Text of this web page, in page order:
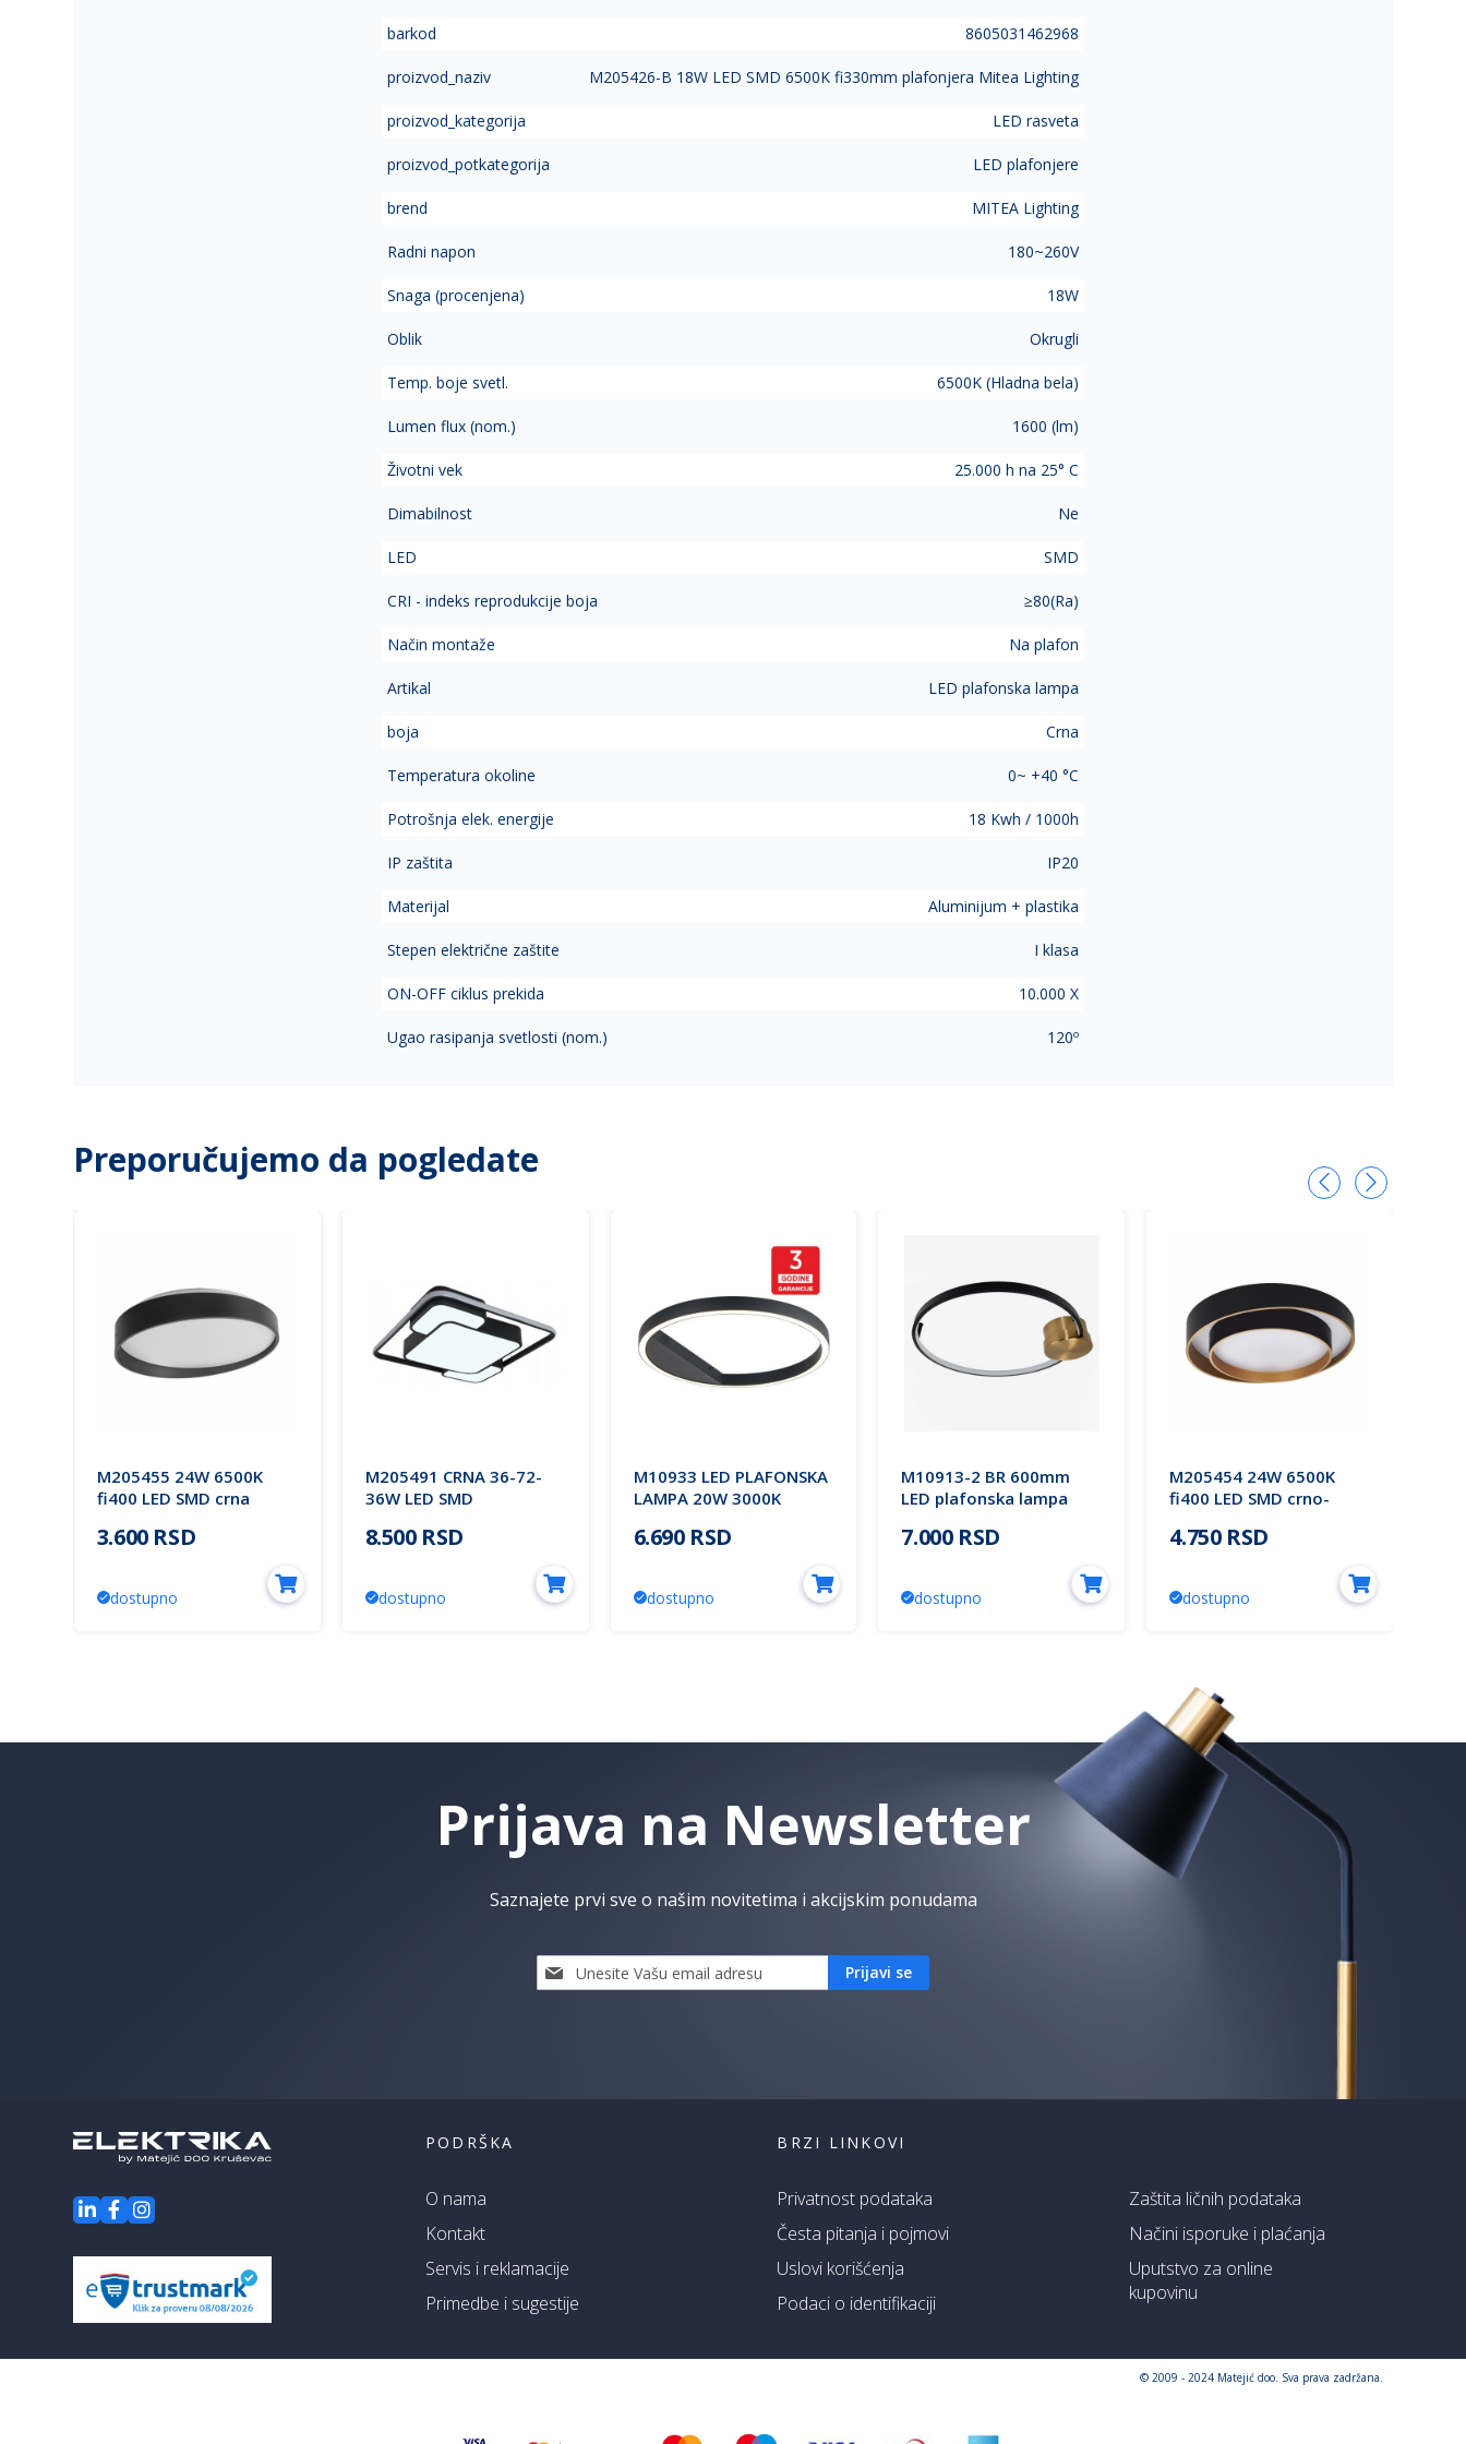
barkod 8605031462968
proizvod_naziv M205426-B 18W LED SMD 6500K fi330mm plafonjera Mitea Lighting
proizvod_kategorija LED rasveta
proizvod_potkategorija LED plafonjere
brend MITEA Lighting
Radni napon 180~260V
Snaga (procenjena) 18W
Oblik Okrugli
Temp. boje svetl. 6500K (Hladna bela)
Lumen flux (nom.) 1600 (lm)
Životni vek 25.000 h na 25° C
Dimabilnost Ne
LED SMD
CRI - indeks reprodukcije boja ≥80(Ra)
Način montaže Na plafon
Artikal LED plafonska lampa
boja Crna
Temperatura okoline 0~ +40 °C
Potrošnja elek. energije 18 Kwh / 1000h
IP zaštita IP20
Materijal Aluminijum + plastika
Stepen električne zaštite I klasa
ON-OFF ciklus prekida 10.000 X
Ugao rasipanja svetlosti (nom.) 120º
Preporučujemo da pogledate
M205455 24W 6500K
fi400 LED SMD crna
Lighting (25 mes.)
3.600 RSD
dostupno
M205491 CRNA 36-72-
36W LED SMD
420x420x60mm (CCT
8.500 RSD
dostupno
M10933 LED PLAFONSKA
LAMPA 20W 3000K
Lighting
6.690 RSD
dostupno
M10913-2 BR 600mm
LED plafonska lampa
3000K Mitea Lighting (25
7.000 RSD
dostupno
M205454 24W 6500K
fi400 LED SMD crno-
Lighting (25 mes.)
4.750 RSD
dostupno
Prijava na Newsletter
Saznajete prvi sve o našim novitetima i akcijskim ponudama
Prijavi
se
Prijavi se
PODRŠKA
O nama
Kontakt
Servis i reklamacije
Primedbe i sugestije
BRZI LINKOVI
Privatnost podataka
Česta pitanja i pojmovi
Uslovi korišćenja
Podaci o identifikaciji
Zaštita ličnih podataka
Načini isporuke i plaćanja
Uputstvo za online
kupovinu
© 2009 - 2024 Matejić doo. Sva prava zadržana.